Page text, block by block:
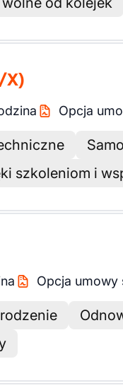
X)
Opcja
szkoleniom i
Opcja umowy